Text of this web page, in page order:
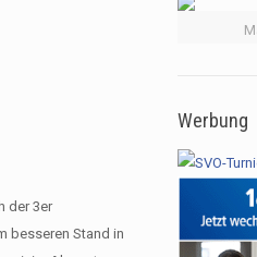
der 3er
besseren Stand in
Werbung